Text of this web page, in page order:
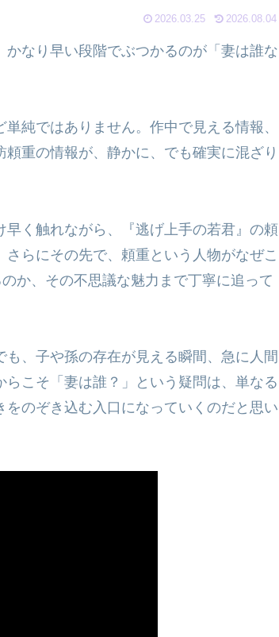
2026.03.25 2026.08.04
かなり早い段階でぶつかるのが「妻は誰な
純ではありません。作中で見える情報、
重の情報が、静かに、でも確実に混ざり
く触れながら、『逃げ上手の若君』の頼
らにその先で、頼重という人物がなぜこ
か、その不思議な魅力まで丁寧に追って
、子や孫の存在が見える瞬間、急に人間
こそ「妻は誰？」という疑問は、単なる
のぞき込む入口になっていくのだと思い